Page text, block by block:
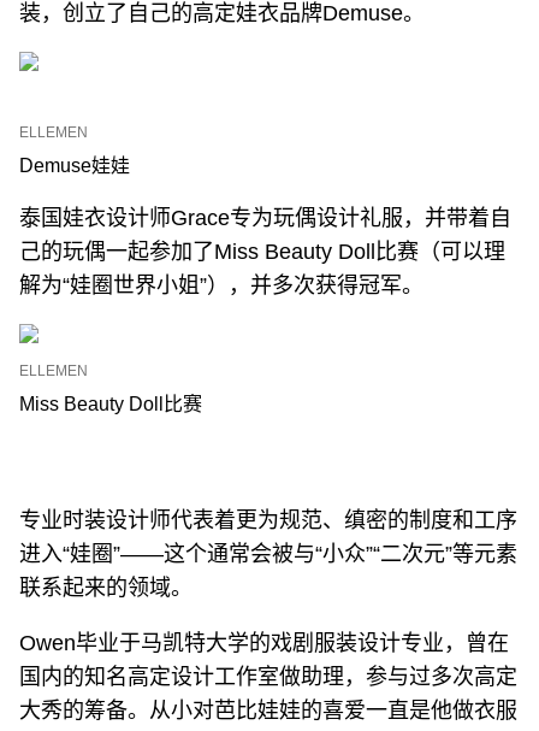
装，创立了自己的高定娃衣品牌Demuse。
ELLEMEN
Demuse娃娃
泰国娃衣设计师Grace专为玩偶设计礼服，并带着自
己的玩偶一起参加了Miss Beauty Doll比赛（可以理
解为“娃圈世界小姐”），并多次获得冠军。
ELLEMEN
Miss Beauty Doll比赛
专业时装设计师代表着更为规范、缜密的制度和工序
进入“娃圈”——这个通常会被与“小众”“二次元”等元素
联系起来的领域。
Owen毕业于马凯特大学的戏剧服装设计专业，曾在
国内的知名高定设计工作室做助理，参与过多次高定
大秀的筹备。从小对芭比娃娃的喜爱一直是他做衣服